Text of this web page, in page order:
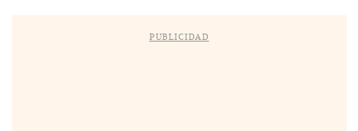
PUBLICIDAD